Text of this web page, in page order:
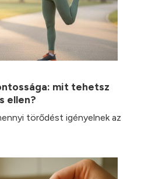
mit tehetsz
ellen?
törődést igényelnek az